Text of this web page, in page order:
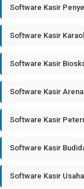
Software Kasir
Software Kasir
Software Kasir
Software Kasir
Software Kasir
Software Kasir
Software Kasir